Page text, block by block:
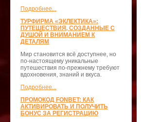
Подробнее...
ТУРФИРМА «ЭКЛЕКТИКА»:
ПУТЕШЕСТВИЯ, СОЗДАННЫЕ С
ДУШОЙ И ВНИМАНИЕМ К
ДЕТАЛЯМ
Мир становится всё доступнее, но
по-настоящему уникальные
путешествия по-прежнему требуют
вдохновения, знаний и вкуса.
Подробнее...
ПРОМОКОД FONBET: КАК
АКТИВИРОВАТЬ И ПОЛУЧИТЬ
БОНУС ЗА РЕГИСТРАЦИЮ